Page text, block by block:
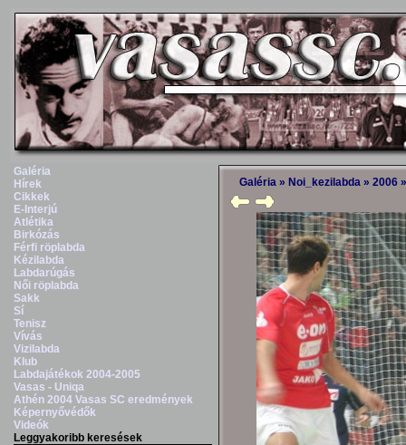
Galéria
Hírek
Cikkek
E-Interjú
Atlétika
Birkózás
Férfi röplabda
Kézilabda
Labdarúgás
Női röplabda
Sakk
Sí
Tenisz
Vívás
Vizilabda
Klub
Labdajátékok 2004-2005
Vasas - Uniqa
Athén 2004 Vasas SC eredmények
Képernyővédők
Videók
Leggyakoribb keresések
Galéria » Noi_kezilabda » 2006